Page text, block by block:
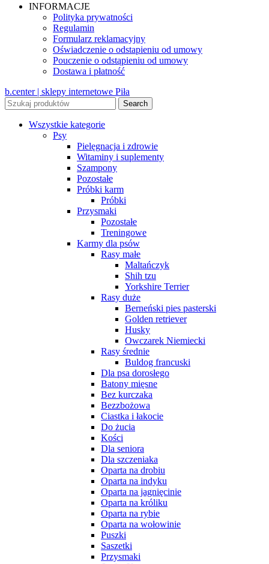
INFORMACJE
Polityka prywatności
Regulamin
Formularz reklamacyjny
Oświadczenie o odstapieniu od umowy
Pouczenie o odstąpieniu od umowy
Dostawa i płatność
b.center | sklepy internetowe Piła
Search
Wszystkie kategorie
Psy
Pielęgnacja i zdrowie
Witaminy i suplementy
Szampony
Pozostałe
Próbki karm
Próbki
Przysmaki
Pozostałe
Treningowe
Karmy dla psów
Rasy małe
Maltańczyk
Shih tzu
Yorkshire Terrier
Rasy duże
Berneński pies pasterski
Golden retriever
Husky
Owczarek Niemiecki
Rasy średnie
Buldog francuski
Dla psa dorosłego
Batony mięsne
Bez kurczaka
Bezzbożowa
Ciastka i łakocie
Do żucia
Kości
Dla seniora
Dla szczeniaka
Oparta na drobiu
Oparta na indyku
Oparta na jagnięcinie
Oparta na króliku
Oparta na rybie
Oparta na wołowinie
Puszki
Saszetki
Przysmaki